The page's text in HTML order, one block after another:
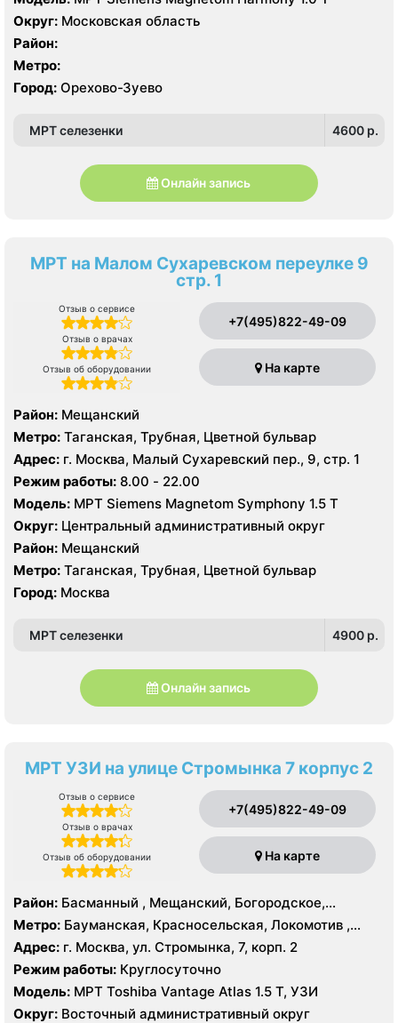
Округ: Московская область
Район:
Метро:
Город: Орехово-Зуево
МРТ селезенки 4600 p.
Онлайн запись
МРТ на Малом Сухаревском переулке 9
стр. 1
Отзыв о сервисе
Отзыв о врачах
Отзыв об оборудовании
+7(495)822-49-09
На карте
Район: Мещанский
Метро: Таганская, Трубная, Цветной бульвар
Адрес: г. Москва, Малый Сухаревский пер., 9, стр. 1
Режим работы: 8.00 - 22.00
Модель: МРТ Siemens Magnetom Symphony 1.5 Т
Округ: Центральный административный округ
Район: Мещанский
Метро: Таганская, Трубная, Цветной бульвар
Город: Москва
МРТ селезенки 4900 p.
Онлайн запись
МРТ УЗИ на улице Стромынка 7 корпус 2
Отзыв о сервисе
Отзыв о врачах
Отзыв об оборудовании
+7(495)822-49-09
На карте
Район: Басманный , Мещанский, Богородское,
Восточный, Восточное Измайлово, Гольяново,
Измайлово, Метрогородок, Северное Измайлово,
Соколиная Гора, Сокольники, Лефортово
Метро: Бауманская, Красносельская, Локомотив ,
Преображенская площадь, Сокольники, Черкизовская,
Электрозаводская
Адрес: г. Москва, ул. Стромынка, 7, корп. 2
Режим работы: Круглосуточно
Модель: МРТ Toshiba Vantage Atlas 1.5 Т, УЗИ
Округ: Восточный административный округ